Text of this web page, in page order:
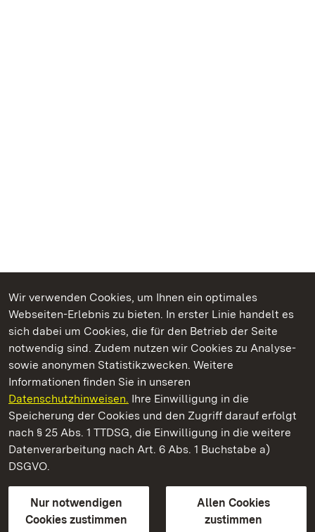
Wir verwenden Cookies, um Ihnen ein optimales
Webseiten-Erlebnis zu bieten. In erster Linie handelt es
sich dabei um Cookies, die für den Betrieb der Seite
notwendig sind. Zudem nutzen wir Cookies zu Analyse-
sowie anonymen Statistikzwecken. Weitere
Informationen finden Sie in unseren
Datenschutzhinweisen. Ihre Einwilligung in die
Speicherung der Cookies und den Zugriff darauf erfolgt
nach § 25 Abs. 1 TTDSG, die Einwilligung in die weitere
Datenverarbeitung nach Art. 6 Abs. 1 Buchstabe a)
DSGVO.
Nur notwendigen
Cookies zustimmen
Allen Cookies
zustimmen
Kommen. Staunen. Genießen.
Schloss Bruchsal
Staatliche Schlösser und Gärten Baden-Württemberg
Kontakt
GebärdenspracheLeichte Sprache
Erklärung zur Barrierefreiheit
BITV-konform (geprüfte Seiten)